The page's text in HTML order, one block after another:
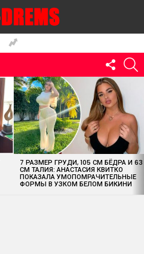
US
7 РАЗМЕР ГРУДИ, 105 СМ БЁДРА И 63
СМ ТАЛИЯ: АНАСТАСИЯ КВИТКО
ПОКАЗАЛА УМОПОМРАЧИТЕЛЬНЫЕ
ФОРМЫ В УЗКОМ БЕЛОМ БИКИНИ